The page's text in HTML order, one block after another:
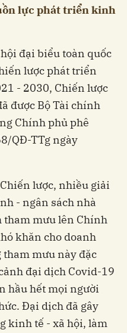
lực phát triển kinh
đại biểu toàn quốc
lược phát triển
- 2030, Chiến lược
được Bộ Tài chính
Chính phủ phê
QĐ-TTg ngày
lược, nhiều giải
- ngân sách nhà
tham mưu lên Chính
khăn cho doanh
mưu này đặc
đại dịch Covid-19
hầu hết mọi người
Đại dịch đã gây
kinh tế - xã hội, làm